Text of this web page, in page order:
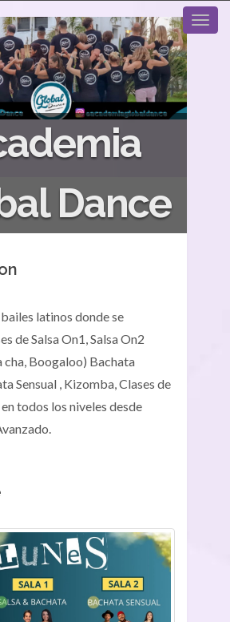
Dance
latinos donde se
de Salsa On1, Salsa On2
cha, Boogaloo) Bachata
Sensual , Kizomba, Clases de
todos los niveles desde